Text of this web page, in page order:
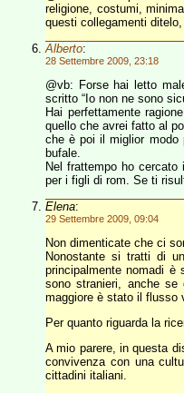
religione, costumi,
questi collegamenti
Alberto:
28 Settembre 2009, 23:18
@vb: Forse hai letto
scritto “Io non ne sono
Hai perfettamente
quello che avrei fatto al
che è poi il miglior modo
bufale.
Nel frattempo ho
per i figli di rom. Se ti
Elena:
29 Settembre 2009, 09:04
Non dimenticate che ci
Nonostante si tratti di
principalmente nomadi è
sono stranieri, anche
maggiore è stato il flusso
Per quanto riguarda la
A mio parere, in questa
convivenza con una
cittadini italiani.